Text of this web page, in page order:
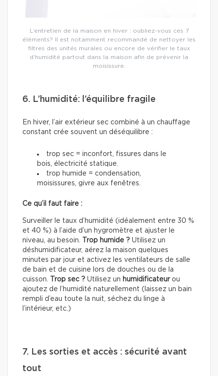
L’entretien de la maison en hiver : oubliez-vous ces 7
éléments? Il est notamment recommandé de nettoyer les
filtres des unités murales ou encore de vérifier le taux
d’humidité partout dans la maison afin de prévenir la
moisissure.
6. L’humidité: l’équilibre fragile
En hiver, l’air extérieur sec combiné à un chauffage
constant crée souvent un déséquilibre :
trop sec = inconfort, fissures dans le
bois, électricité statique.
trop humide = condensation,
moisissures, givre aux fenêtres.
Ce qu’il faut faire :
Surveiller le taux d’humidité (idéalement entre 30 %
et 40 %) à l’aide d’un hygromètre et ajuster le
niveau, au besoin.
Trop humide ? Utilisez un
déshumidificateur, aérez la maison quelques
minutes par jour et activez les ventilateurs de salle
de bain et de cuisine lors de douches ou de la
cuisson.
Trop sec ? Utilisez un humidificateurou
ajoutez de l’humidité naturellement (laissez un bain
rempli d’eau toute la nuit, séchez du linge à
l’intérieur, etc.)
7. Les sorties et accès : sécurité avant
tout